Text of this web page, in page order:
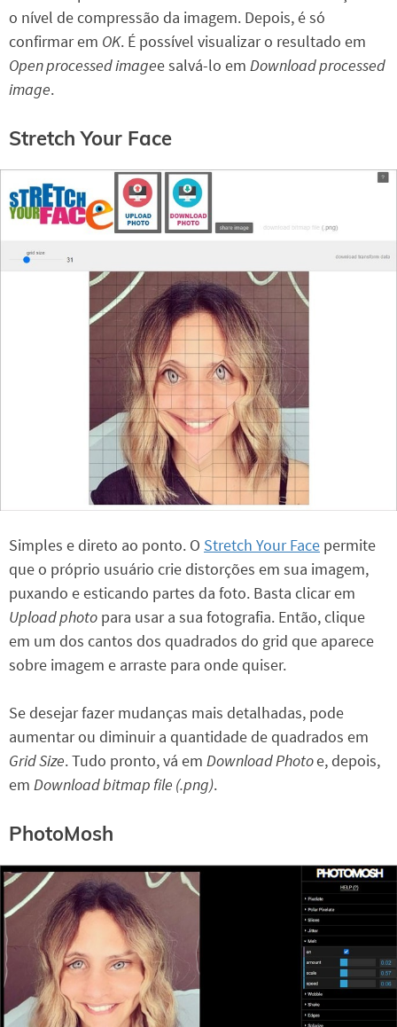
o nível de compressão da imagem. Depois, é só
confirmar em OK. É possível visualizar o resultado em
Open processedimagee salvá-lo em Download processed
image.
Stretch Your Face
Simples e direto ao ponto. O Stretch Your Face permite
que o próprio usuário crie distorções em sua imagem,
puxando e esticando partes da foto. Basta clicar em
Upload photo para usar a sua fotografia. Então, clique
em um dos cantos dos quadrados do grid que aparece
sobre imagem e arraste para onde quiser.
Se desejar fazer mudanças mais detalhadas, pode
aumentar ou diminuir a quantidade de quadrados em
Grid Size. Tudo pronto, vá em Download Photoe, depois,
em Download bitmap file (.png).
PhotoMosh